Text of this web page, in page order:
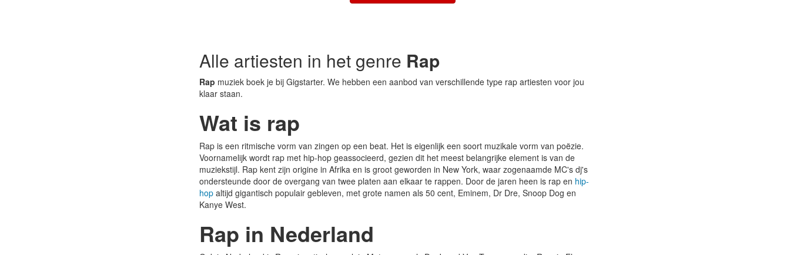
Alle artiesten in het genre Rap
Rap muziek boek je bij Gigstarter. We hebben een aanbod van verschillende type rap artiesten voor jou
klaar staan.
Wat is rap
Rap is een ritmische vorm van zingen op een beat. Het is eigenlijk een soort muzikale vorm van poëzie.
Voornamelijk wordt rap met hip-hop geassocieerd, gezien dit het meest belangrijke element is van de
muziekstijl. Rap kent zijn origine in Afrika en is groot geworden in New York, waar zogenaamde MC's dj's
ondersteunde door de overgang van twee platen aan elkaar te rappen. Door de jaren heen is rap en hip-
hop altijd gigantisch populair gebleven, met grote namen als 50 cent, Eminem, Dr Dre, Snoop Dog en
Kanye West.
Rap in Nederland